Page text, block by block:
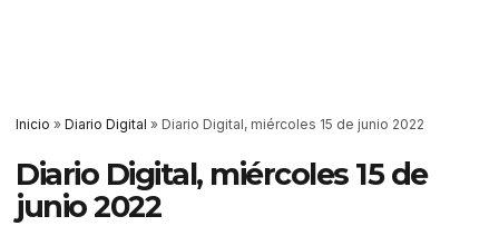
Inicio » Diario Digital » Diario Digital, miércoles 15 de junio 2022
Diario Digital, miércoles 15 de
junio 2022